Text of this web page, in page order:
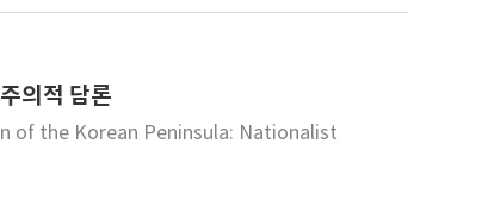
그 후 3월 6일에 평남 순안에서 진행된 만세운동
다. 3월부터 5월까지 3개월간 전개된 독립만 세
이 5명의 안식교도의 신원을 파악하기 위해서 관
되는 것을 밝혔다. 이와 더불어 1년 후에 상해임
데, 이 사건은 안식일교회 출판소인 시조사와 안
체포되어 감옥에 갔다. 그 외에도 순안병원의 의
의적 담론
of the Korean Peninsula: Nationalist